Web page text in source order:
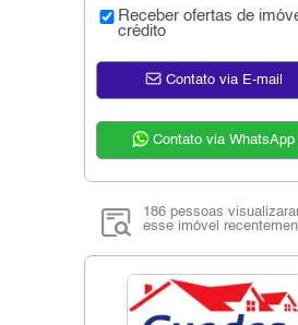
Receber ofertas de
crédito
Contato via E-mail
Contato via WhatsApp
186 pessoas
esse imóvel